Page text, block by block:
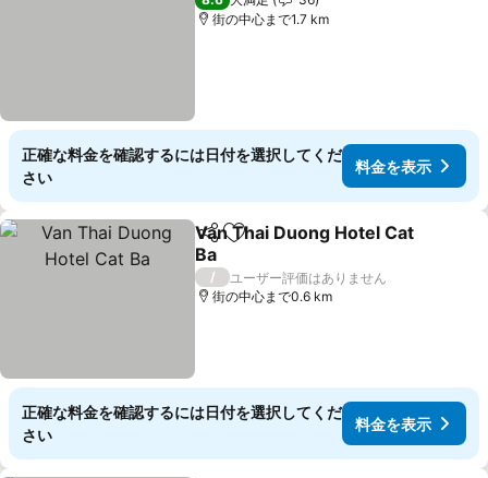
街の中心まで1.7 km
正確な料金を確認するには日付を選択してくだ
さい
料金を表示
シェアお気に入りに追加
Van Thai Duong Hotel Cat
Ba
/
ユーザー評価はありません
街の中心まで0.6 km
正確な料金を確認するには日付を選択してくだ
さい
料金を表示